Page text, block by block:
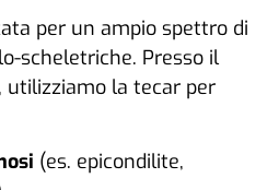
per un ampio spettro di
scheletriche. Presso il
utilizziamo la tecar per
(es. epicondilite,